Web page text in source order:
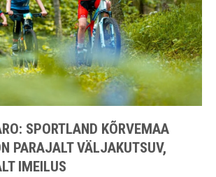
SPORTLAND KÕRVEMAA
PARAJALT VÄLJAKUTSUV,
IMEILUS